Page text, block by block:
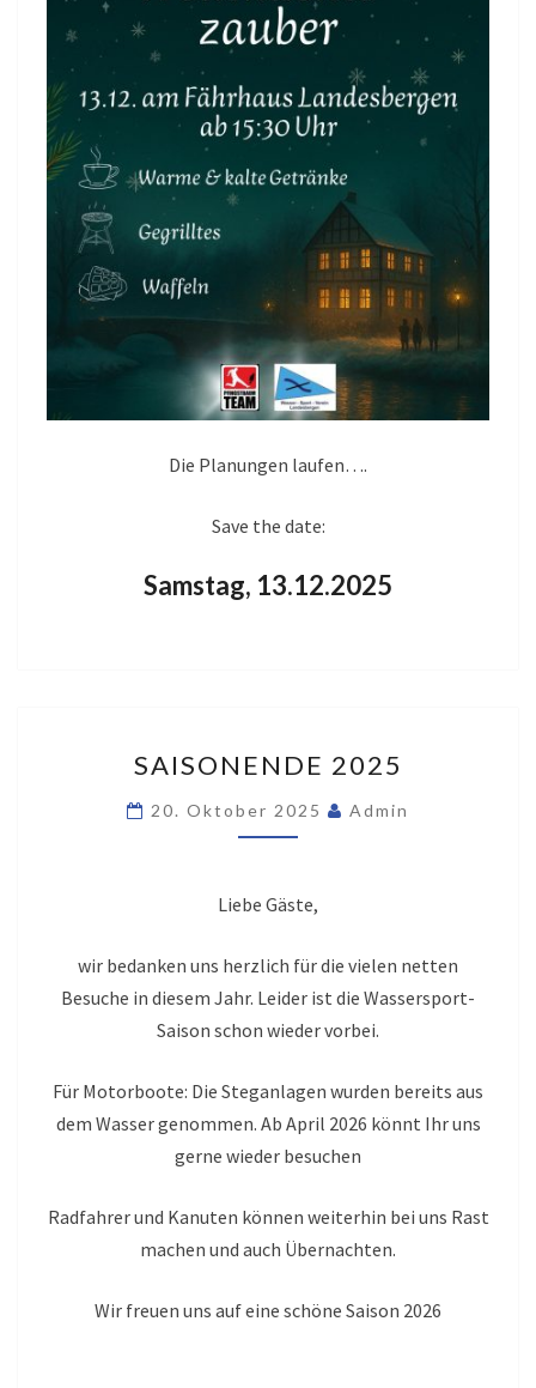
Die Planungen laufen….
Save the date:
Samstag, 13.12.2025
2025
SAISONENDE 2025
20. Oktober 2025 Admin
Liebe Gäste,
wir bedanken uns herzlich für die vielen netten
Besuche in diesem Jahr. Leider ist die Wassersport-
Saison schon wieder vorbei.
Für Motorboote: Die Steganlagen wurden bereits aus
dem Wasser genommen. Ab April 2026 könnt Ihr uns
gerne wieder besuchen
Radfahrer und Kanuten können weiterhin bei uns Rast
machen und auch Übernachten.
Wir freuen uns auf eine schöne Saison 2026